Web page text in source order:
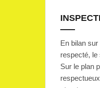
En bilan
respecté, le
Sur le plan